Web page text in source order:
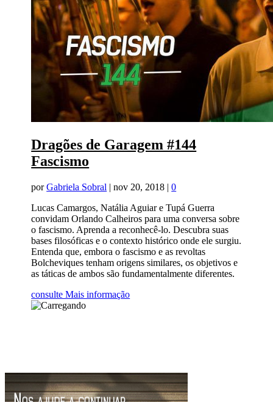
Dragões de Garagem #144
Fascismo
porGabriela Sobral |nov 20, 2018 |0
Lucas Camargos, Natália Aguiar e Tupá Guerra
convidam Orlando Calheiros para uma conversa sobre
o fascismo. Aprenda a reconhecê-lo. Descubra suas
bases filosóficas e o contexto histórico onde ele surgiu.
Entenda que, embora o fascismo e as revoltas
Bolcheviques tenham origens similares, os objetivos e
as táticas de ambos são fundamentalmente diferentes.
consulte Mais informação